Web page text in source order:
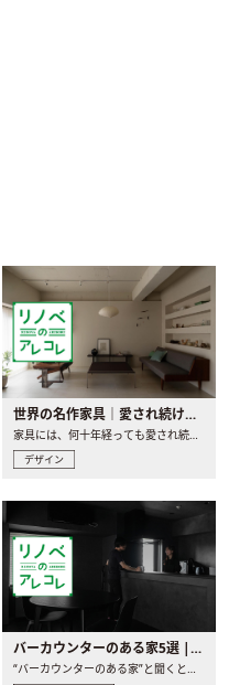
世界の名作家具｜愛され続ける理由と一生モノとの出会い方
デザイン
バーカウンターのある家5選 | 日常に馴染む“距離の近い”キッチンとは
“バーカウンターのある家”と聞くと、少し特別な、大人のための..